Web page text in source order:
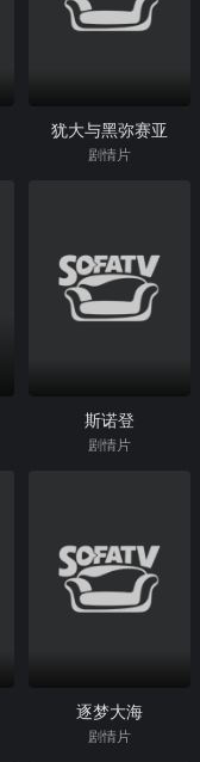
犹大与黑弥赛亚
剧情片
斯诺登
剧情片
逐梦大海
剧情片